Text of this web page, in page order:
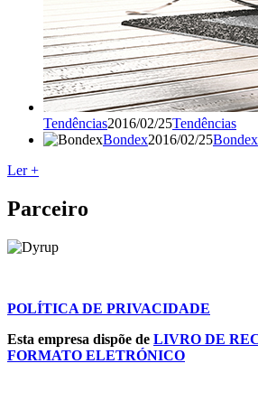
Tendências2016/02/25Tendências
Bondex2016/02/25Bondex
Ler +
Parceiro
POLÍTICA DE PRIVACIDADE
Esta empresa dispõe de LIVRO DE
FORMATO ELETRÓNICO